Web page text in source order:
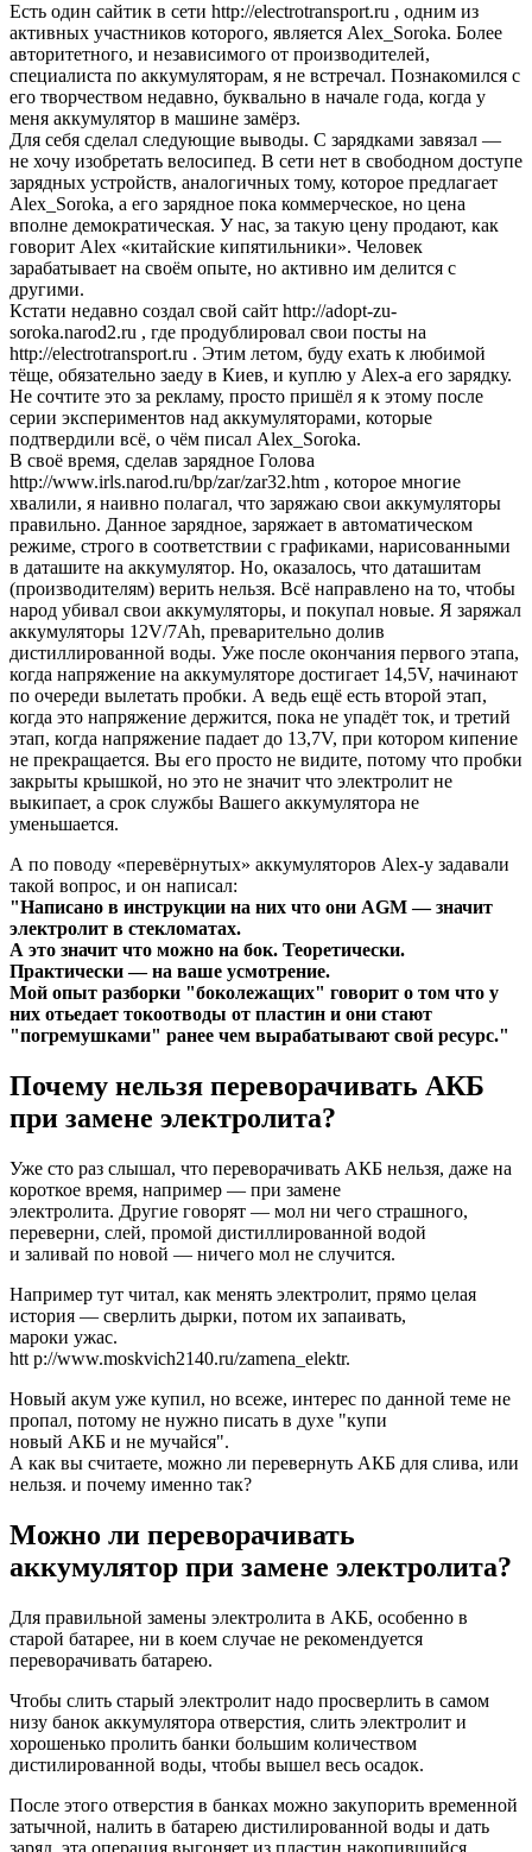
Есть один сайтик в сети http://electrotransport.ru , одним из
активных участников которого, является Alex_Soroka. Более
авторитетного, и независимого от производителей,
специалиста по аккумуляторам, я не встречал. Познакомился с
его творчеством недавно, буквально в начале года, когда у
меня аккумулятор в машине замёрз.
Для себя сделал следующие выводы. С зарядками завязал —
не хочу изобретать велосипед. В сети нет в свободном доступе
зарядных устройств, аналогичных тому, которое предлагает
Alex_Soroka, а его зарядное пока коммерческое, но цена
вполне демократическая. У нас, за такую цену продают, как
говорит Alex «китайские кипятильники». Человек
зарабатывает на своём опыте, но активно им делится с
другими.
Кстати недавно создал свой сайт http://adopt-zu-
soroka.narod2.ru , где продублировал свои посты на
http://electrotransport.ru . Этим летом, буду ехать к любимой
тёще, обязательно заеду в Киев, и куплю у Alex-a его зарядку.
Не сочтите это за рекламу, просто пришёл я к этому после
серии экспериментов над аккумуляторами, которые
подтвердили всё, о чём писал Alex_Soroka.
В своё время, сделав зарядное Голова
http://www.irls.narod.ru/bp/zar/zar32.htm , которое многие
хвалили, я наивно полагал, что заряжаю свои аккумуляторы
правильно. Данное зарядное, заряжает в автоматическом
режиме, строго в соответствии с графиками, нарисованными
в даташите на аккумулятор. Но, оказалось, что даташитам
(производителям) верить нельзя. Всё направлено на то, чтобы
народ убивал свои аккумуляторы, и покупал новые. Я заряжал
аккумуляторы 12V/7Ah, преварительно долив
дистиллированной воды. Уже после окончания первого этапа,
когда напряжение на аккумуляторе достигает 14,5V, начинают
по очереди вылетать пробки. А ведь ещё есть второй этап,
когда это напряжение держится, пока не упадёт ток, и третий
этап, когда напряжение падает до 13,7V, при котором кипение
не прекращается. Вы его просто не видите, потому что пробки
закрыты крышкой, но это не значит что электролит не
выкипает, а срок службы Вашего аккумулятора не
уменьшается.
А по поводу «перевёрнутых» аккумуляторов Alex-у задавали
такой вопрос, и он написал:
"Написано в инструкции на них что они AGM — значит
электролит в стекломатах.
А это значит что можно на бок. Теоретически.
Практически — на ваше усмотрение.
Мой опыт разборки "боколежащих" говорит о том что у
них отьедает токоотводы от пластин и они стают
"погремушками" ранее чем вырабатывают свой ресурс."
Почему нельзя переворачивать АКБ
при замене электролита?
Уже сто раз слышал, что переворачивать АКБ нельзя, даже на
короткое время, например — при замене
электролита. Другие говорят — мол ни чего страшного,
переверни, слей, промой дистиллированной водой
и заливай по новой — ничего мол не случится.
Например тут читал, как менять электролит, прямо целая
история — сверлить дырки, потом их запаивать,
мароки ужас.
htt p://www.moskvich2140.ru/zamena_elektr.
Новый акум уже купил, но всеже, интерес по данной теме не
пропал, потому не нужно писать в духе "купи
новый АКБ и не мучайся".
А как вы считаете, можно ли перевернуть АКБ для слива, или
нельзя. и почему именно так?
Можно ли переворачивать
аккумулятор при замене электролита?
Для правильной замены электролита в АКБ, особенно в
старой батарее, ни в коем случае не рекомендуется
переворачивать батарею.
Чтобы слить старый электролит надо просверлить в самом
низу банок аккумулятора отверстия, слить электролит и
хорошенько пролить банки большим количеством
дистилированной воды, чтобы вышел весь осадок.
После этого отверстия в банках можно закупорить временной
затычной, налить в батарею дистилированной воды и дать
заряд, эта операция выгоняет из пластин накопившийся